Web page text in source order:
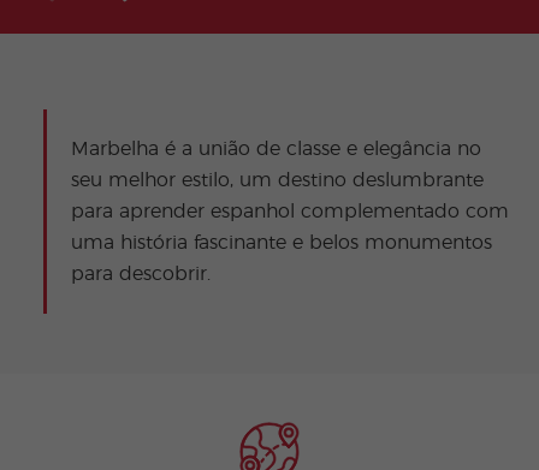
Marbelha é a união de classe e elegância no
seu melhor estilo, um destino deslumbrante
para aprender espanhol complementado com
uma história fascinante e belos monumentos
para descobrir.